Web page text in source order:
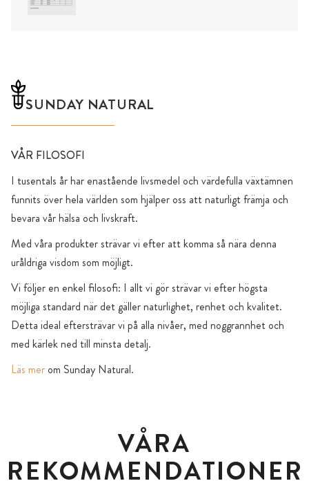
SUNDAY NATURAL
VÅR FILOSOFI
I tusentals år har enastående livsmedel och värdefulla växtämnen
funnits över hela världen som hjälper oss att naturligt främja och
bevara vår hälsa och livskraft.
Med våra produkter strävar vi efter att komma så nära denna
uråldriga visdom som möjligt.
Vi följer en enkel filosofi: I allt vi gör strävar vi efter högsta
möjliga standard när det gäller naturlighet, renhet och kvalitet.
Detta ideal eftersträvar vi på alla nivåer, med noggrannhet och
med kärlek ned till minsta detalj.
Läs mer om Sunday Natural.
VÅRA
REKOMMENDATIONER